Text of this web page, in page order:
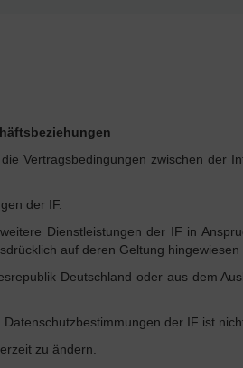
Vertragsbedingungen zwischen der
der IF.
Dienstleistungen der IF in
auf deren Geltung hingewiesen
Deutschland oder aus dem
der IF ist
zu ändern.